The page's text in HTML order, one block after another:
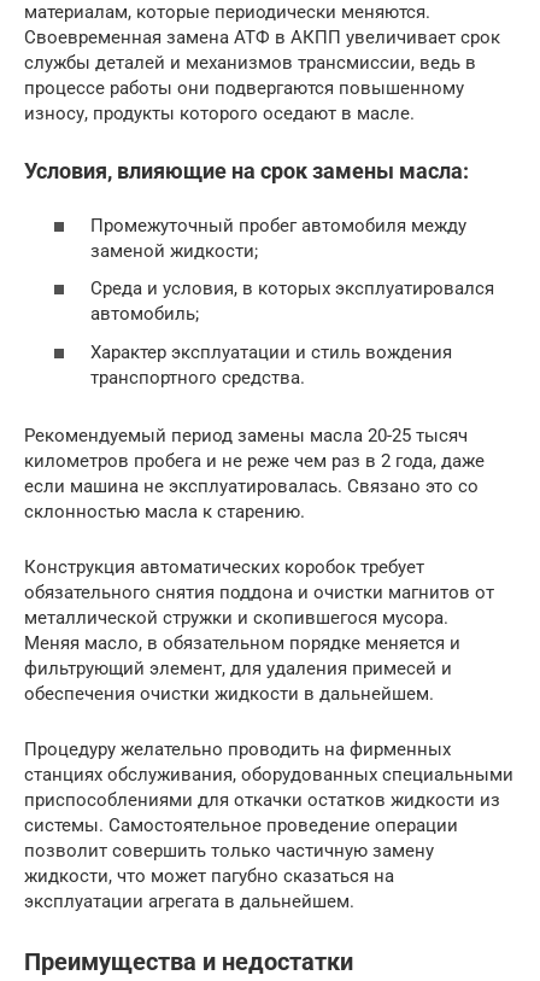
материалам, которые периодически меняются.
Своевременная замена АТФ в АКПП увеличивает срок
службы деталей и механизмов трансмиссии, ведь в
процессе работы они подвергаются повышенному
износу, продукты которого оседают в масле.
Условия, влияющие на срок замены масла:
Промежуточный пробег автомобиля между
заменой жидкости;
Среда и условия, в которых эксплуатировался
автомобиль;
Характер эксплуатации и стиль вождения
транспортного средства.
Рекомендуемый период замены масла 20-25 тысяч
километров пробега и не реже чем раз в 2 года, даже
если машина не эксплуатировалась. Связано это со
склонностью масла к старению.
Конструкция автоматических коробок требует
обязательного снятия поддона и очистки магнитов от
металлической стружки и скопившегося мусора.
Меняя масло, в обязательном порядке меняется и
фильтрующий элемент, для удаления примесей и
обеспечения очистки жидкости в дальнейшем.
Процедуру желательно проводить на фирменных
станциях обслуживания, оборудованных специальными
приспособлениями для откачки остатков жидкости из
системы. Самостоятельное проведение операции
позволит совершить только частичную замену
жидкости, что может пагубно сказаться на
эксплуатации агрегата в дальнейшем.
Преимущества и недостатки